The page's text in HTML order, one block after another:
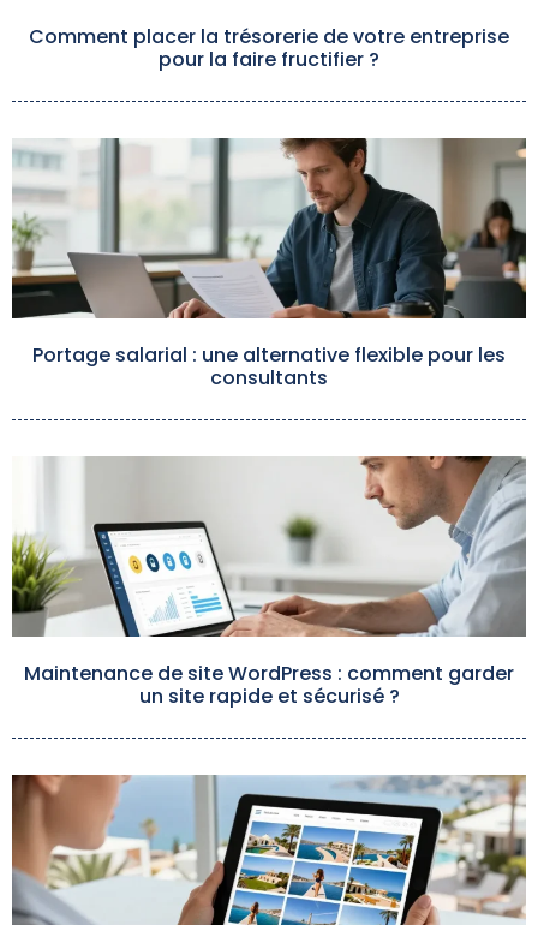
Comment placer la trésorerie de votre entreprise
pour la faire fructifier ?
Portage salarial : une alternative flexible pour les
consultants
Maintenance de site WordPress : comment garder
un site rapide et sécurisé ?